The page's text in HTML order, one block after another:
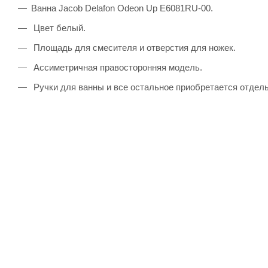
Ванна Jacob Delafon Odeon Up E6081RU-00.
Цвет белый.
Площадь для смесителя и отверстия для ножек.
Ассиметричная правосторонняя модель.
Ручки для ванны и все остальное приобретается